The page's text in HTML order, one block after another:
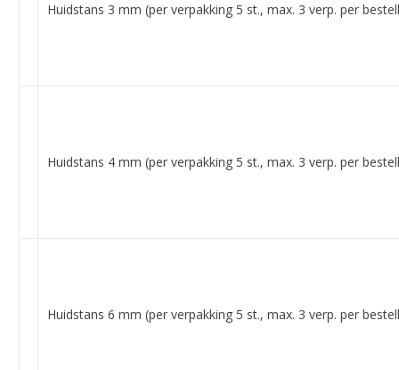
Huidstans 3 mm (per verpakking 5 st., max. 3 verp. per
Huidstans 4 mm (per verpakking 5 st., max. 3 verp. per
Huidstans 6 mm (per verpakking 5 st., max. 3 verp. per